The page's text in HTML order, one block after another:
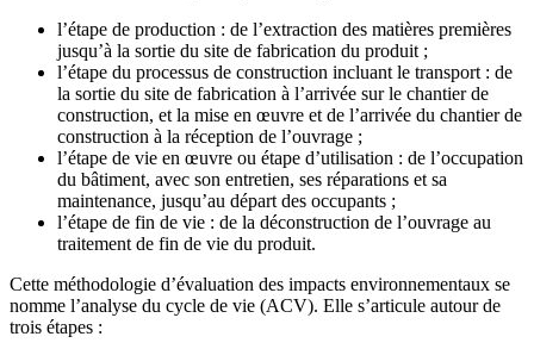
l’étape de production : de l’extraction des matières premières
jusqu’à la sortie du site de fabrication du produit ;
l’étape du processus de construction incluant le transport : de
la sortie du site de fabrication à l’arrivée sur le chantier de
construction, et la mise en œuvre et de l’arrivée du chantier de
construction à la réception de l’ouvrage ;
l’étape de vie en œuvre ou étape d’utilisation : de l’occupation
du bâtiment, avec son entretien, ses réparations et sa
maintenance, jusqu’au départ des occupants ;
l’étape de fin de vie : de la déconstruction de l’ouvrage au
traitement de fin de vie du produit.
Cette méthodologie d’évaluation des impacts environnementaux se
nomme l’analyse du cycle de vie (ACV). Elle s’articule autour de
trois étapes :